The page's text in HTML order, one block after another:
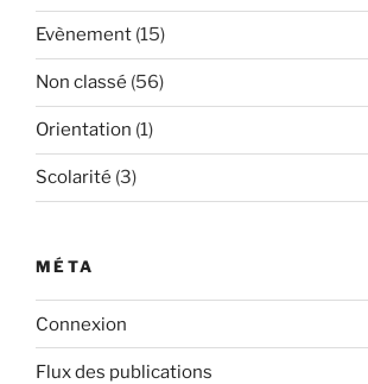
Evènement (15)
Non classé (56)
Orientation (1)
Scolarité (3)
MÉTA
Connexion
Flux des publications